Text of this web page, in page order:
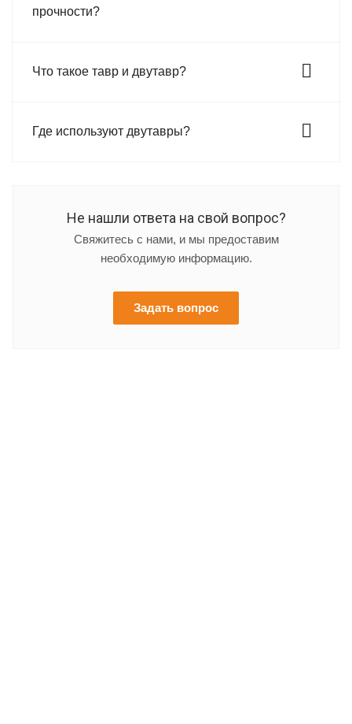
прочности?
Что такое тавр и двутавр?
Где используют двутавры?
Не нашли ответа на свой вопрос?
Свяжитесь с нами, и мы предоставим
необходимую информацию.
Задать вопрос